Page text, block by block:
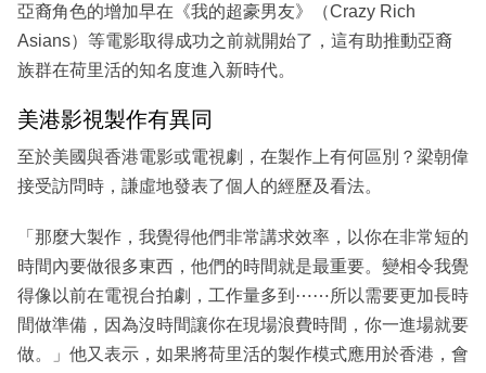
亞裔角色的增加早在《我的超豪男友》（Crazy Rich
Asians）等電影取得成功之前就開始了，這有助推動亞裔
族群在荷里活的知名度進入新時代。
美港影視製作有異同
至於美國與香港電影或電視劇，在製作上有何區別？梁朝偉
接受訪問時，謙虛地發表了個人的經歷及看法。
「那麼大製作，我覺得他們非常講求效率，以你在非常短的
時間內要做很多東西，他們的時間就是最重要。變相令我覺
得像以前在電視台拍劇，工作量多到⋯⋯所以需要更加長時
間做準備，因為沒時間讓你在現場浪費時間，你一進場就要
做。」他又表示，如果將荷里活的製作模式應用於香港，會